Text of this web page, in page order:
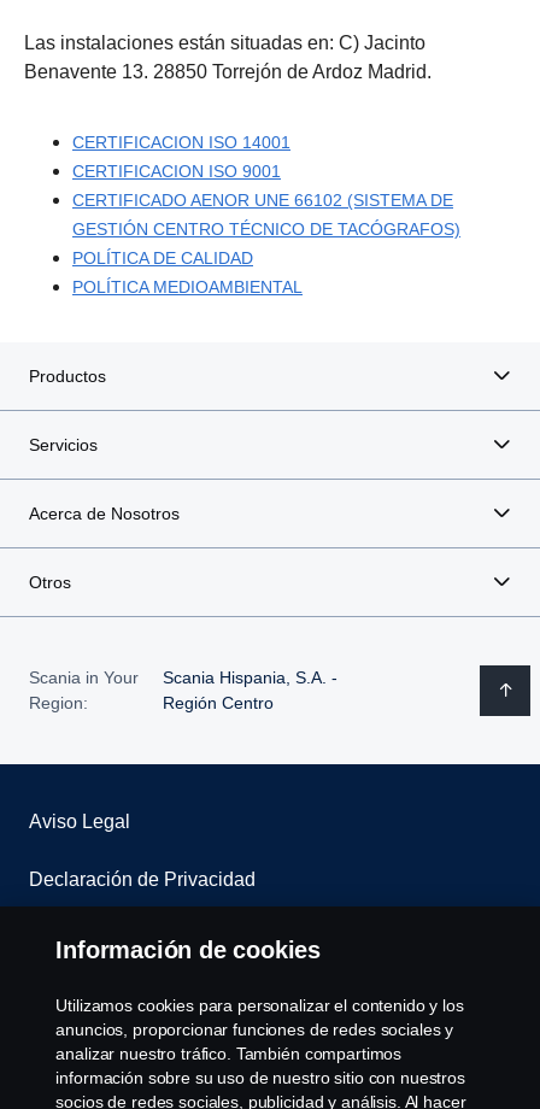
Las instalaciones están situadas en: C) Jacinto
Benavente 13. 28850 Torrejón de Ardoz Madrid.
CERTIFICACION ISO 14001
CERTIFICACION ISO 9001
CERTIFICADO AENOR UNE 66102 (SISTEMA DE
GESTIÓN CENTRO TÉCNICO DE TACÓGRAFOS)
POLÍTICA DE CALIDAD
POLÍTICA MEDIOAMBIENTAL
Productos
Servicios
Acerca de Nosotros
Otros
Scania in Your
Region:
Scania Hispania, S.A. -
Región Centro
Aviso Legal
Declaración de Privacidad
Contacta con nosotros
Whistleblowing
Política de cookies
Información de cookies
Utilizamos cookies para personalizar el contenido y los
anuncios, proporcionar funciones de redes sociales y
analizar nuestro tráfico. También compartimos
información sobre su uso de nuestro sitio con nuestros
socios de redes sociales, publicidad y análisis. Al hacer